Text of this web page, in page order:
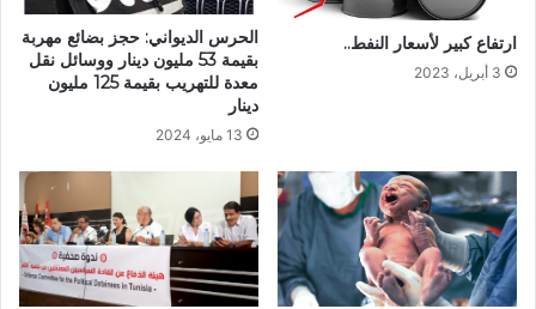
ارتفاع كبير لأسعار النفط..
3 أبريل، 2023
الحرس الديواني: حجز بضائع مهربة
بقيمة 53 مليون دينار ووسائل نقل
معدة للتهريب بقيمة 125 مليون
دينار
13 مايو، 2024